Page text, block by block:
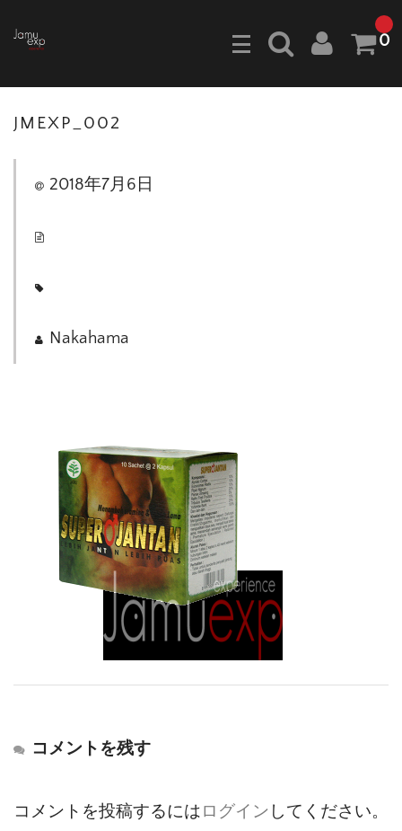
0
JMEXP_002
2018年7月6日
Nakahama
コメントを残す
コメントを投稿するにはログイン してください。